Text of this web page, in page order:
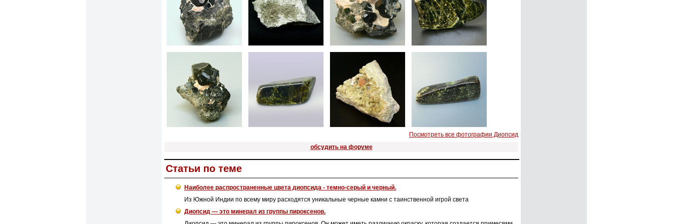
Посмотреть все фотографии Диопсид
обсудить на форуме
Статьи по теме
Наиболее распространенные цвета диопсида - темно-серый и черный.
Из Южной Индии по всему миру расходятся уникальные черные камни с таинственной игрой света
Диопсид — это минерал из группы пироксенов.